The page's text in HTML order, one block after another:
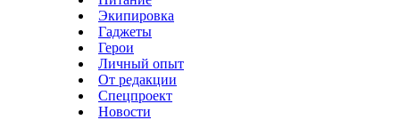
Экипировка
Гаджеты
Герои
Личный опыт
От редакции
Спецпроект
Новости